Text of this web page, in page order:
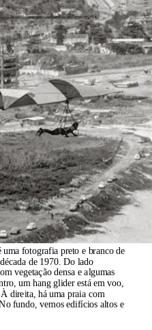
uma fotografia preto e branco de
de 1970. Do lado
vegetação densa e algumas
um hang glider está em voo,
direita, há uma praia com
fundo, vemos edifícios altos e